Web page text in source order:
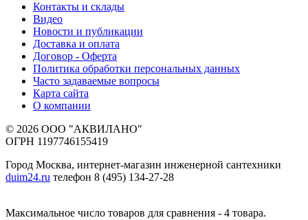
Контакты и склады
Видео
Новости и публикации
Доставка и оплата
Договор - Оферта
Политика обработки персональных данных
Часто задаваемые вопросы
Карта сайта
О компании
© 2026 ООО "АКВИЛАНО"
ОГРН 1197746155419
Город Москва, интернет-магазин инженерной сантехники
duim24.ru телефон 8 (495) 134-27-28
Максимальное число товаров для сравнения - 4 товара.